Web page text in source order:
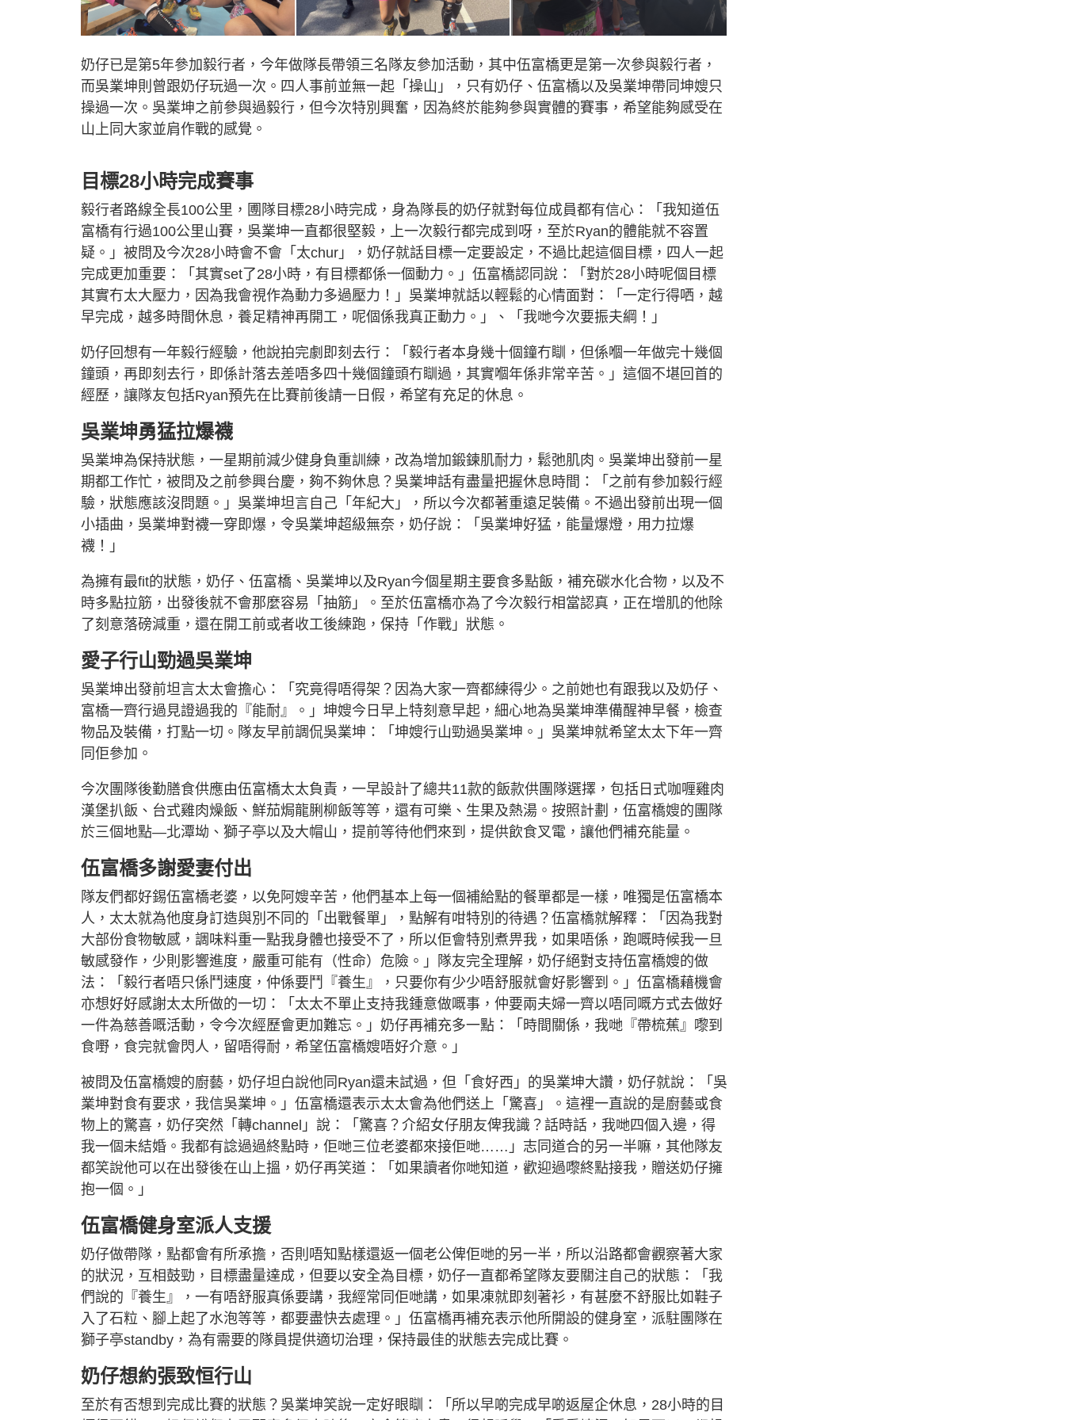
奶仔已是第5年參加毅行者，今年做隊長帶領三名隊友參加活動，其中伍富橋更是第一次參與毅行者，
而吳業坤則曾跟奶仔玩過一次。四人事前並無一起「操山」，只有奶仔、伍富橋以及吳業坤帶同坤嫂只
操過一次。吳業坤之前參與過毅行，但今次特別興奮，因為終於能夠參與實體的賽事，希望能夠感受在
山上同大家並肩作戰的感覺。
目標28小時完成賽事
毅行者路線全長100公里，圑隊目標28小時完成，身為隊長的奶仔就對每位成員都有信心：「我知道伍
富橋有行過100公里山賽，吳業坤一直都很堅毅，上一次毅行都完成到呀，至於Ryan的體能就不容置
疑。」被問及今次28小時會不會「太chur」，奶仔就話目標一定要設定，不過比起這個目標，四人一起
完成更加重要：「其實set了28小時，有目標都係一個動力。」伍富橋認同說：「對於28小時呢個目標
其實冇太大壓力，因為我會視作為動力多過壓力！」吳業坤就話以輕鬆的心情面對：「一定行得哂，越
早完成，越多時間休息，養足精神再開工，呢個係我真正動力。」、「我哋今次要振夫綱！」
奶仔回想有一年毅行經驗，他說拍完劇即刻去行：「毅行者本身幾十個鐘冇瞓，但係嗰一年做完十幾個
鐘頭，再即刻去行，即係計落去差唔多四十幾個鐘頭冇瞓過，其實嗰年係非常辛苦。」這個不堪回首的
經歷，讓隊友包括Ryan預先在比賽前後請一日假，希望有充足的休息。
吳業坤勇猛拉爆襪
吳業坤為保持狀態，一星期前減少健身負重訓練，改為增加鍛鍊肌耐力，鬆弛肌肉。吳業坤出發前一星
期都工作忙，被問及之前參興台慶，夠不夠休息？吳業坤話有盡量把握休息時間：「之前有參加毅行經
驗，狀態應該沒問題。」吳業坤坦言自己「年紀大」，所以今次都著重遠足裝備。不過出發前出現一個
小插曲，吳業坤對襪一穿即爆，令吳業坤超級無奈，奶仔說：「吳業坤好猛，能量爆燈，用力拉爆
襪！」
為擁有最fit的狀態，奶仔、伍富橋、吳業坤以及Ryan今個星期主要食多點飯，補充碳水化合物，以及不
時多點拉筋，出發後就不會那麼容易「抽筋」。至於伍富橋亦為了今次毅行相當認真，正在增肌的他除
了刻意落磅減重，還在開工前或者收工後練跑，保持「作戰」狀態。
愛子行山勁過吳業坤
吳業坤出發前坦言太太會擔心：「究竟得唔得架？因為大家一齊都練得少。之前她也有跟我以及奶仔、
富橋一齊行過見證過我的『能耐』。」坤嫂今日早上特刻意早起，細心地為吳業坤準備醒神早餐，檢查
物品及裝備，打點一切。隊友早前調侃吳業坤：「坤嫂行山勁過吳業坤。」吳業坤就希望太太下年一齊
同佢參加。
今次團隊後勤膳食供應由伍富橋太太負責，一早設計了總共11款的飯款供團隊選擇，包括日式咖喱雞肉
漢堡扒飯、台式雞肉燥飯、鮮茄焗龍脷柳飯等等，還有可樂、生果及熱湯。按照計劃，伍富橋嫂的團隊
於三個地點—北潭坳、獅子亭以及大帽山，提前等待他們來到，提供飲食叉電，讓他們補充能量。
伍富橋多謝愛妻付出
隊友們都好錫伍富橋老婆，以免阿嫂辛苦，他們基本上每一個補給點的餐單都是一樣，唯獨是伍富橋本
人，太太就為他度身訂造與別不同的「出戰餐單」，點解有咁特別的待遇？伍富橋就解釋：「因為我對
大部份食物敏感，調味料重一點我身體也接受不了，所以佢會特別煮畀我，如果唔係，跑嘅時候我一旦
敏感發作，少則影響進度，嚴重可能有（性命）危險。」隊友完全理解，奶仔絕對支持伍富橋嫂的做
法：「毅行者唔只係鬥速度，仲係要鬥『養生』，只要你有少少唔舒服就會好影響到。」伍富橋藉機會
亦想好好感謝太太所做的一切：「太太不單止支持我鍾意做嘅事，仲要兩夫婦一齊以唔同嘅方式去做好
一件為慈善嘅活動，令今次經歷會更加難忘。」奶仔再補充多一點：「時間關係，我哋『帶梳蕉』嚟到
食嘢，食完就會閃人，留唔得耐，希望伍富橋嫂唔好介意。」
被問及伍富橋嫂的廚藝，奶仔坦白說他同Ryan還未試過，但「食好西」的吳業坤大讚，奶仔就說：「吳
業坤對食有要求，我信吳業坤。」伍富橋還表示太太會為他們送上「驚喜」。這裡一直說的是廚藝或食
物上的驚喜，奶仔突然「轉channel」說：「驚喜？介紹女仔朋友俾我識？話時話，我哋四個入邊，得
我一個未結婚。我都有諗過過終點時，佢哋三位老婆都來接佢哋……」志同道合的另一半嘛，其他隊友
都笑說他可以在出發後在山上搵，奶仔再笑道：「如果讀者你哋知道，歡迎過嚟終點接我，贈送奶仔擁
抱一個。」
伍富橋健身室派人支援
奶仔做帶隊，點都會有所承擔，否則唔知點樣還返一個老公俾佢哋的另一半，所以沿路都會觀察著大家
的狀況，互相鼓勁，目標盡量達成，但要以安全為目標，奶仔一直都希望隊友要關注自己的狀態：「我
們說的『養生』，一有唔舒服真係要講，我經常同佢哋講，如果凍就即刻著衫，有甚麼不舒服比如鞋子
入了石粒、腳上起了水泡等等，都要盡快去處理。」伍富橋再補充表示他所開設的健身室，派駐團隊在
獅子亭standby，為有需要的隊員提供適切治理，保持最佳的狀態去完成比賽。
奶仔想約張致恒行山
至於有否想到完成比賽的狀態？吳業坤笑說一定好眼瞓：「所以早啲完成早啲返屋企休息，28小時的目